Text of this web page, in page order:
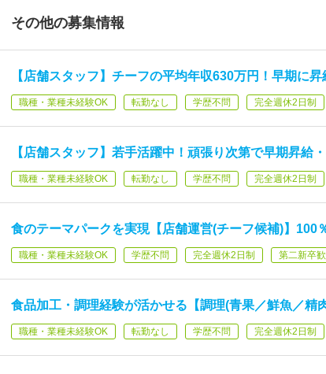
その他の募集情報
【店舗スタッフ】チーフの平均年収630万円！早期に
職種・業種未経験OK 転勤なし 学歴不問 完全週休2日制
【店舗スタッフ】若手活躍中！頑張り次第で早期昇給
職種・業種未経験OK 転勤なし 学歴不問 完全週休2日制
食のテーマパークを実現【店舗運営(チーフ候補)】100
職種・業種未経験OK 学歴不問 完全週休2日制 第二新卒
食品加工・調理経験が活かせる【調理(青果／鮮魚／精肉
職種・業種未経験OK 転勤なし 学歴不問 完全週休2日制